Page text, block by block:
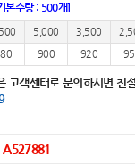
본수량 : 500개]
5,000 3,500
900 920
고객센터로 문의하시면 친
A527881